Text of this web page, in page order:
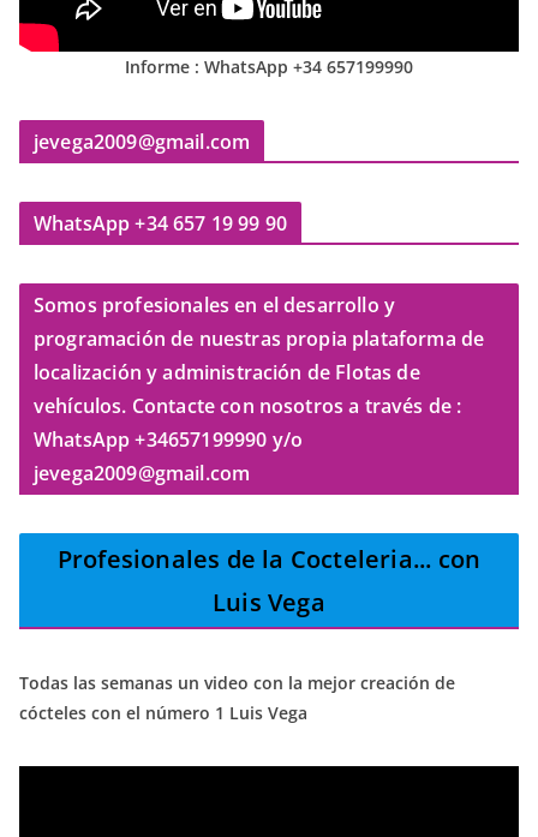
Informe : WhatsApp +34 657199990
jevega2009@gmail.com
WhatsApp +34 657 19 99 90
Somos profesionales en el desarrollo y
programación de nuestras propia plataforma de
localización y administración de Flotas de
vehículos. Contacte con nosotros a través de :
WhatsApp +34657199990 y/o
jevega2009@gmail.com
Profesionales de la Cocteleria... con
Luis Vega
Todas las semanas un video con la mejor creación de
cócteles con el número 1 Luis Vega